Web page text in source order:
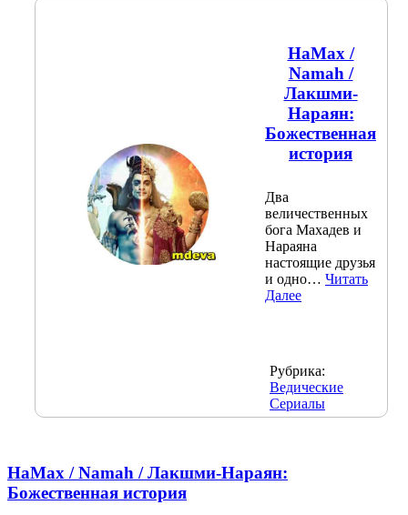
НаМах /
Namah /
Лакшми-
Нараян:
Божественная
история
Два
величественных
бога Махадев и
Нараяна
настоящие друзья
и одно… Читать
Далее
Рубрика:
Ведические
Сериалы
НаМах / Namah / Лакшми-Нараян:
Божественная история